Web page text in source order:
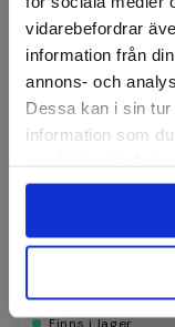
vidarebefordrar
information från
annons- och
Dessa kan i sin
information som
49 kr
Finns i lager